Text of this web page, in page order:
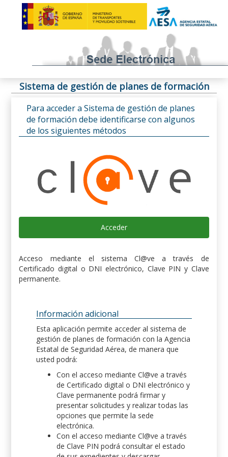
Sistema de gestión de planes de formación
Para acceder a Sistema de gestión de planes
de formación debe identificarse con algunos
de los siguientes métodos
Acceder
Acceso mediante el sistema Cl@ve a través de
Certificado digital o DNI electrónico, Clave PIN y Clave
permanente.
Información adicional
Esta aplicación permite acceder al sistema de
gestión de planes de formación con la Agencia
Estatal de Seguridad Aérea, de manera que
usted podrá:
Con el acceso mediante Cl@ve a través
de Certificado digital o DNI electrónico y
Clave permanente podrá firmar y
presentar solicitudes y realizar todas las
opciones que permite la sede
electrónica.
Con el acceso mediante Cl@ve a través
de Clave PIN podrá consultar el estado